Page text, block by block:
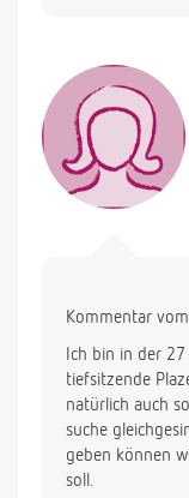
Kommentar
Ich bin in der
tiefsitzende
natürlich auch
suche
geben können
soll.